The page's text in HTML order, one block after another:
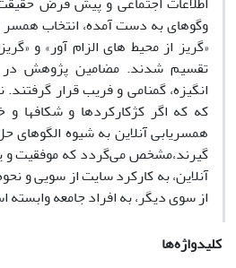
وگوهای به دست آمده، انتخاب همسر
«گریز از محیط­ های الزام ­آور» و
تقسیم شدند. مضامین پژوهش
انگیزه، گمنامی و فریب قرار
که که اگر کژکارکردها و شکاف­ها و
همسریابی آنلاین به شیوه الگوهای
گیرند،مشخص می‌گردد که موفقیت و
آنلاین، به کارکرد سایت­­ از سویی و
از سوی دیگر، به افراد جامعه
کلیدواژه‌ها